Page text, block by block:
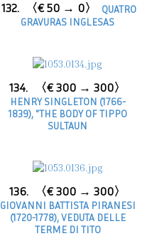
132. 〈€ 50 → 0〉
QUATRO
GRAVURAS INGLESAS
134. 〈€ 300 → 300〉
HENRY SINGLETON (1766-
1839), "THE BODY OF TIPPO
SULTAUN
136. 〈€ 300 → 300〉
GIOVANNI BATTISTA PIRANESI
(1720-1778), VEDUTA DELLE
TERME DI TITO